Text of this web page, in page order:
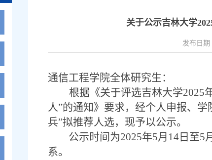
关于公示吉林大学
发布日期
通信工程学院全体研究生：
根据《关于评选吉林大学2025
人”的通知》要求，经个人申报、
兵”拟推荐人选，现予以公示。
公示时间为2025年5月 14 日至5
系。